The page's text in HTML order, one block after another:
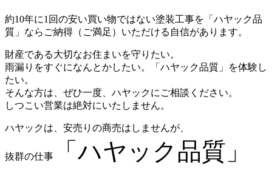
約10年に1回の安い買い物ではない塗装工事を「ハヤック品
質」ならご納得（ご満足）いただける自信があります。
財産である大切なお住まいを守りたい。
雨漏りをすぐになんとかしたい。「ハヤック品質」を体験し
たい。
そんな方は、ぜひ一度、ハヤックにご相談ください。
しつこい営業は絶対にいたしません。
ハヤックは、安売りの商売はしませんが、
抜群の仕事
「ハヤック品質」